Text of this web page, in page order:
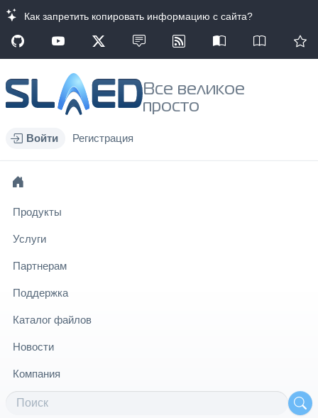
Как запретить копировать информацию с сайта?
Все великое
просто
Войти Регистрация
Продукты
Услуги
Партнерам
Поддержка
Каталог файлов
Новости
Компания